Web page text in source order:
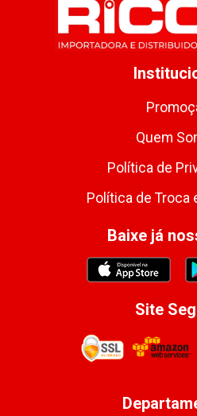
Quem
Política de
Política de Troca
Baixe já
Site